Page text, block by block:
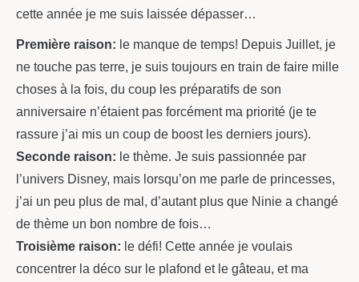
cette année je me suis laissée dépasser…
Première raison: le manque de temps! Depuis Juillet, je
ne touche pas terre, je suis toujours en train de faire mille
choses à la fois, du coup les préparatifs de son
anniversaire n’étaient pas forcément ma priorité (je te
rassure j’ai mis un coup de boost les derniers jours).
Seconde raison: le thème. Je suis passionnée par
l’univers Disney, mais lorsqu’on me parle de princesses,
j’ai un peu plus de mal, d’autant plus que Ninie a changé
de thème un bon nombre de fois…
Troisième raison: le défi! Cette année je voulais
concentrer la déco sur le plafond et le gâteau, et ma